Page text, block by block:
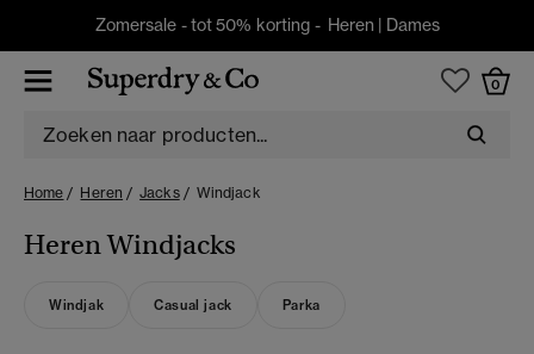
Zomersale - tot 50% korting - Heren | Dames
0
Home Heren Jacks Windjack
Heren Windjacks
Windjak Casual jack Parka